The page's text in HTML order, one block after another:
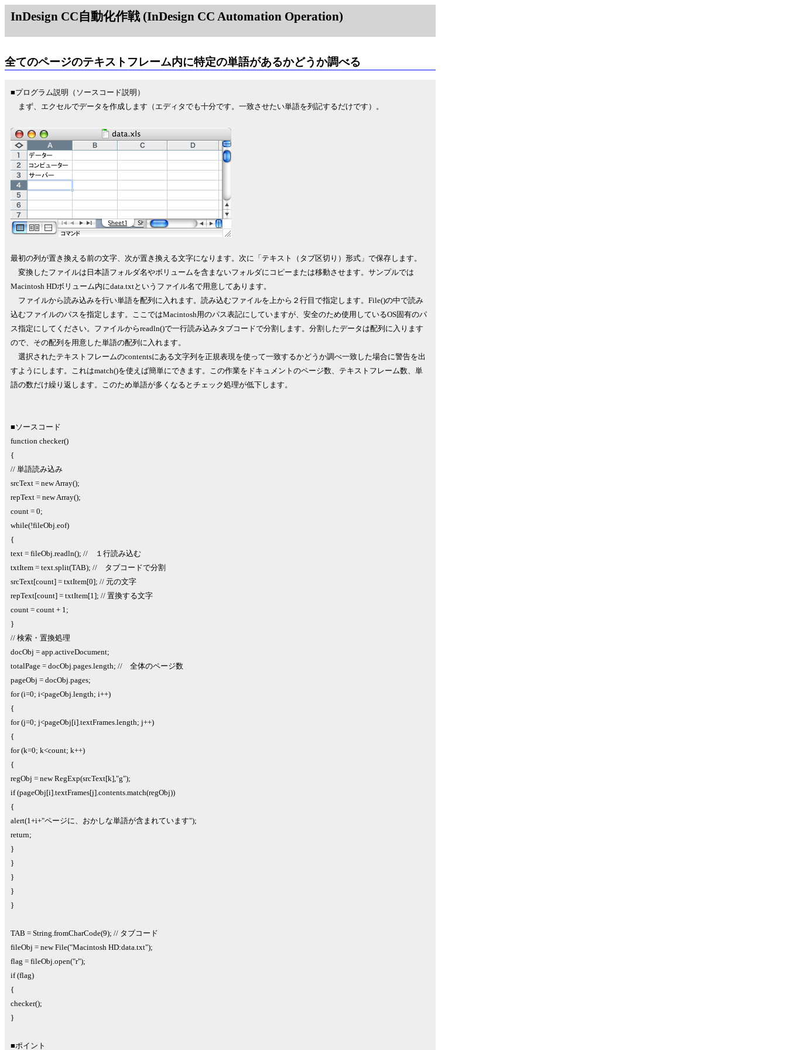
InDesign CC自動化作戦 (InDesign CC Automation Operation)
全てのページのテキストフレーム内に特定の単語があるかどうか調べる
■プログラム説明（ソースコード説明）
まず、エクセルでデータを作成します（エディタでも十分です。一致させたい単語を列記するだけです）。
最初の列が置き換える前の文字、次が置き換える文字になります。次に「テキスト（タブ区切り）形式」で保存します。
変換したファイルは日本語フォルダ名やボリュームを含まないフォルダにコピーまたは移動させます。サンプルでは
Macintosh HDボリューム内にdata.txtというファイル名で用意してあります。
ファイルから読み込みを行い単語を配列に入れます。読み込むファイルを上から２行目で指定します。File()の中で読み
込むファイルのパスを指定します。ここではMacintosh用のパス表記にしていますが、安全のため使用しているOS固有のパ
ス指定にしてください。ファイルからreadln()で一行読み込みタブコードで分割します。分割したデータは配列に入ります
ので、その配列を用意した単語の配列に入れます。
選択されたテキストフレームのcontentsにある文字列を正規表現を使って一致するかどうか調べ一致した場合に警告を出
すようにします。これはmatch()を使えば簡単にできます。この作業をドキュメントのページ数、テキストフレーム数、単
語の数だけ繰り返します。このため単語が多くなるとチェック処理が低下します。
■ソースコード
function checker()
{
// 単語読み込み
srcText = new Array();
repText = new Array();
count = 0;
while(!fileObj.eof)
{
text = fileObj.readln(); // １行読み込む
txtItem = text.split(TAB); // タブコードで分割
srcText[count] = txtItem[0]; // 元の文字
repText[count] = txtItem[1]; // 置換する文字
count = count + 1;
}
// 検索・置換処理
docObj = app.activeDocument;
totalPage = docObj.pages.length; // 全体のページ数
pageObj = docObj.pages;
for (i=0; i<pageObj.length; i++)
{
for (j=0; j<pageObj[i].textFrames.length; j++)
{
for (k=0; k<count; k++)
{
regObj = new RegExp(srcText[k],"g");
if (pageObj[i].textFrames[j].contents.match(regObj))
{
alert(1+i+"ページに、おかしな単語が含まれています");
return;
}
}
}
}
}
TAB = String.fromCharCode(9); // タブコード
fileObj = new File("Macintosh HD:data.txt");
flag = fileObj.open("r");
if (flag)
{
checker();
}
■ポイント